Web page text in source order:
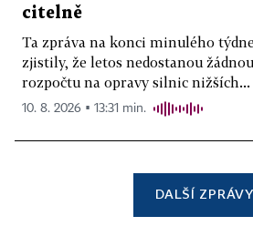
citelně
Ta zpráva na konci minulého
zjistily, že letos nedostanou
rozpočtu na opravy silnic nižších...
10. 8. 2026 ▪ 13:31 min.
DALŠÍ ZPRÁVY